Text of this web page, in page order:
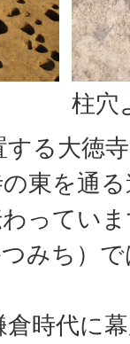
柱穴
る大徳
東を通
ってい
みち）
倉時代に